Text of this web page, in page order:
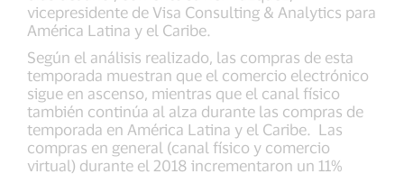
vicepresidente de Visa Consulting & Analytics para
América Latina y el Caribe.
Según el análisis realizado, las compras de esta
temporada muestran que el comercio electrónico
sigue en ascenso, mientras que el canal físico
también continúa al alza durante las compras de
temporada en América Latina y el Caribe. Las
compras en general (canal físico y comercio
virtual) durante el 2018 incrementaron un 11%